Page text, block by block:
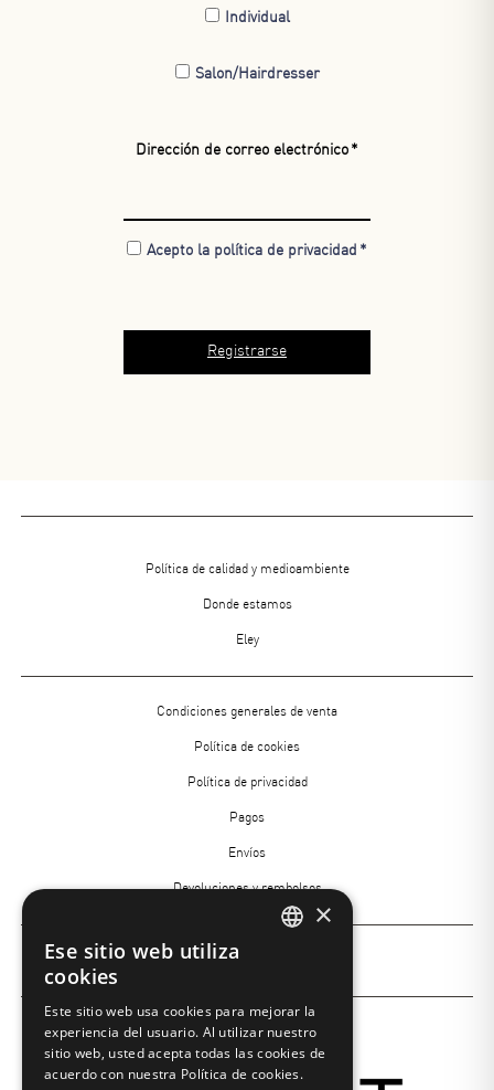
Individual
Salon/Hairdresser
Dirección de correo electrónico
Acepto la política de privacidad
Política de calidad y medioambiente
Donde estamos
Eley
Condiciones generales de venta
Política de cookies
Política de privacidad
Pagos
Envíos
Devoluciones y rembolsos
Menù
Footer
Insight Academy
ENGLISH
SPANISH
×
Ese sitio web utiliza
cookies
Este sitio web usa cookies para mejorar la
experiencia del usuario. Al utilizar nuestro
sitio web, usted acepta todas las cookies de
acuerdo con nuestra Política de cookies.